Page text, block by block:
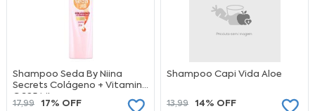
Shampoo Seda By Niina
Secrets Colágeno + Vitamina
C 325 ML
17,99 17% OFF
Shampoo Capi Vida Aloe
13,99 14% OFF